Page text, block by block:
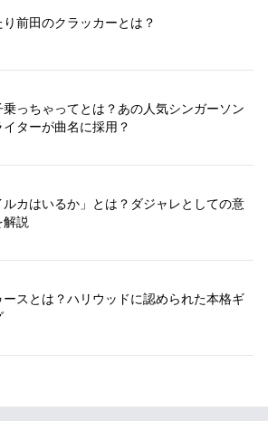
り前田のクラッカーとは？
乗っちゃってとは？あの人気シンガーソン
イターが曲名に採用？
ルカはいるか」とは？ダジャレとしての意
解説
ースとは？ハリウッドに認められた本格ギ